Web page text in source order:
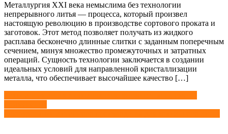
Металлургия XXI века немыслима без технологии
непрерывного литья — процесса, который произвел
настоящую революцию в производстве сортового проката и
заготовок. Этот метод позволяет получать из жидкого
расплава бесконечно длинные слитки с заданным поперечным
сечением, минуя множество промежуточных и затратных
операций. Сущность технологии заключается в создании
идеальных условий для направленной кристаллизации
металла, что обеспечивает высочайшее качество […]
Навигация
по